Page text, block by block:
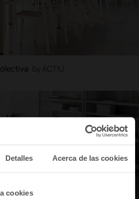
Detalles Acerca de las cookies
cookies
by ACTIU